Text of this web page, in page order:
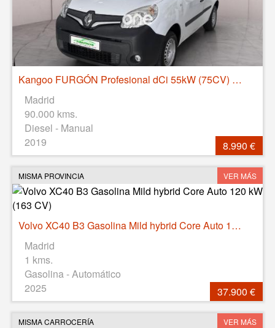
Kangoo FURGÓN Profesional dCi 55kW (75CV) Euro 6
Madrid
90.000 kms.
Diesel - Manual
2019
8.990 €
MISMA PROVINCIA VER MÁS
Volvo XC40 B3 Gasolina Mild hybrid Core Auto 120 kW (163 CV)
Madrid
1 kms.
Gasolina - Automático
2025
37.900 €
MISMA CARROCERÍA VER MÁS